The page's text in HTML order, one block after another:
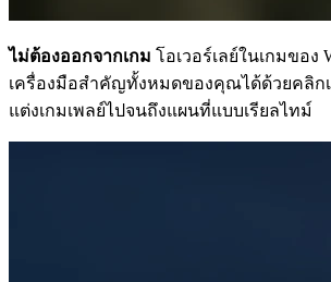
ไม่ต้องออกจากเกม โอเวอร์เลย์ในเกมของ
เครื่องมือสำคัญทั้งหมดของคุณได้ด้วยคลิก
แต่งเกมเพลย์ไปจนถึงแผนที่แบบเรียลไทม์